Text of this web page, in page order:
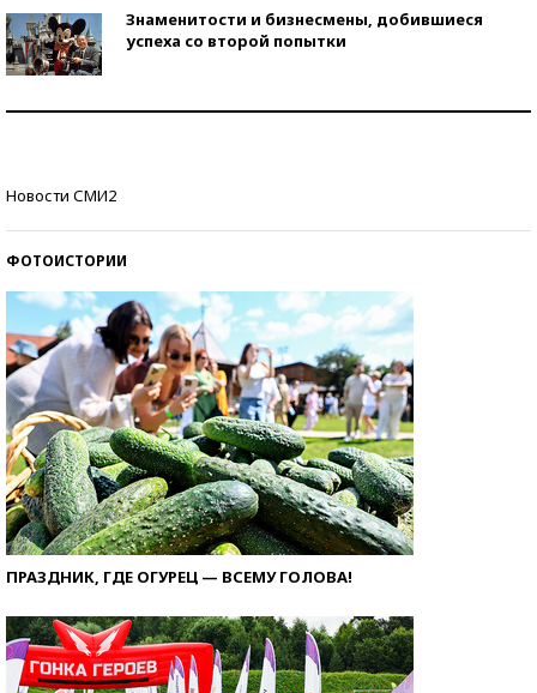
Знаменитости и бизнесмены, добившиеся
успеха со второй попытки
Новости СМИ2
ФОТОИСТОРИИ
ПРАЗДНИК, ГДЕ ОГУРЕЦ — ВСЕМУ ГОЛОВА!